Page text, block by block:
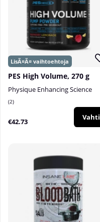
PES High Volume, 270 g
Physique Enhancing Science
2
€42.73 Vahti